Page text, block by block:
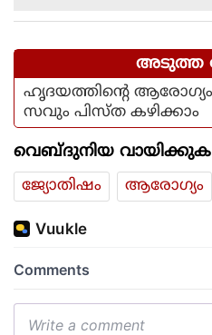
അടുത്ത
ഹൃദയത്തിന്റെ ആരോഗ്യം
സവും പിസ്ത കഴിക്കാം
വെബ്ദുനിയ വായിക്കുക
ജ്യോതിഷം
ആരോഗ്യം